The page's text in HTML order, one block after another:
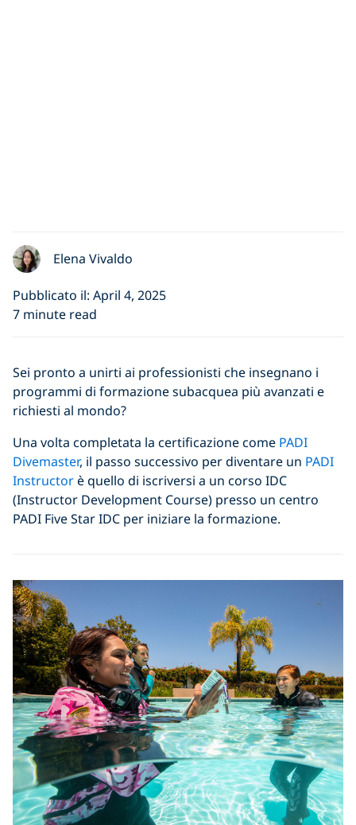
Elena Vivaldo
Pubblicato il: April 4, 2025
7 minute read
Sei pronto a unirti ai professionisti che insegnano i
programmi di formazione subacquea più avanzati e
richiesti al mondo?
Una volta completata la certificazione come PADI
Divemaster, il passo successivo per diventare un PADI
Instructorè quello di iscriversi a un corso IDC
(Instructor Development Course) presso un centro
PADI Five Star IDC per iniziare la formazione.